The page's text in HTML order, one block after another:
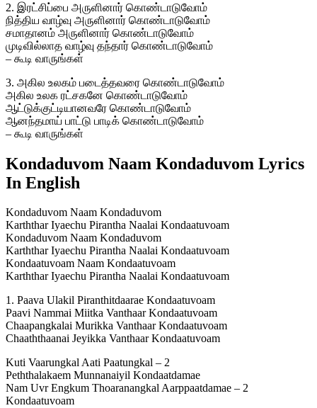
2. இரட்சிப்பை அருளினார் கொண்டாடுவோம்
நித்திய வாழ்வு அருளினார் கொண்டாடுவோம்
சமாதானம் அருளினார் கொண்டாடுவோம்
முடிவில்லாத வாழ்வு தந்தார் கொண்டாடுவோம்
– கூடி வாருங்கள்
3. அகில உலகம் படைத்தவரை கொண்டாடுவோம்
அகில உலக ரட்சகனே கொண்டாடுவோம்
ஆட்டுக்குட்டியானவரே கொண்டாடுவோம்
ஆனந்தமாய் பாட்டு பாடிக் கொண்டாடுவோம்
– கூடி வாருங்கள்
Kondaduvom Naam Kondaduvom Lyrics
In English
Kondaduvom Naam Kondaduvom
Karththar Iyaechu Pirantha Naalai Kondaatuvoam
Kondaduvom Naam Kondaduvom
Karththar Iyaechu Pirantha Naalai Kondaatuvoam
Kondaatuvoam Naam Kondaatuvoam
Karththar Iyaechu Pirantha Naalai Kondaatuvoam
1. Paava Ulakil Piranthitdaarae Kondaatuvoam
Paavi Nammai Miitka Vanthaar Kondaatuvoam
Chaapangkalai Murikka Vanthaar Kondaatuvoam
Chaaththaanai Jeyikka Vanthaar Kondaatuvoam
Kuti Vaarungkal Aati Paatungkal – 2
Peththalakaem Munnanaiyil Kondaatdamae
Nam Uvr Engkum Thoaranangkal Aarppaatdamae – 2
Kondaatuvoam